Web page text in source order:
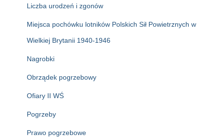
Liczba urodzeń i zgonów
Miejsca pochówku lotników Polskich Sił Powietrznych w
Wielkiej Brytanii 1940-1946
Nagrobki
Obrządek pogrzebowy
Ofiary II WŚ
Pogrzeby
Prawo pogrzebowe